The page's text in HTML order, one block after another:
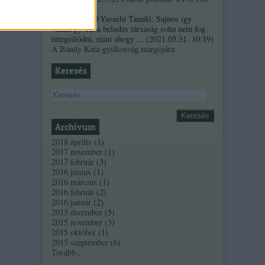
@Yasashi Tanuki: Sajnos így
valahogy. Ez a beludzs társaság soha nem fog
integrálódni, mint ahogy ... (2021.05.31. 10:19)
A Bándy Kata-gyilkosság margójára
Keresés
Archívum
2018 április ( 1 )
2017 november ( 1 )
2017 február (3)
2016 június ( 1 )
2016 március ( 1 )
2016 február (2)
2016 január (2)
2015 december (5)
2015 november (3)
2015 október ( 1 )
2015 szeptember (6)
Tovább...